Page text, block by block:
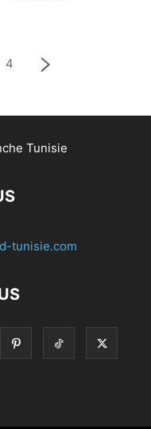
4
tunisie.com